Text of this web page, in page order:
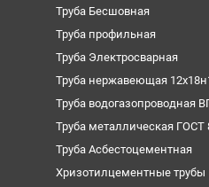
Труба Бесшовная
Труба профильная
Труба Электросварная
Труба нержавеющая
Труба водогазопроводная
Труба металлическая ГОСТ
Труба Асбестоцементная
Хризотилцементные трубы